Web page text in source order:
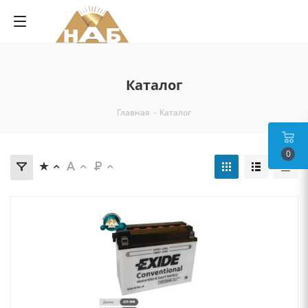
Каталог
Главная - Каталог
0